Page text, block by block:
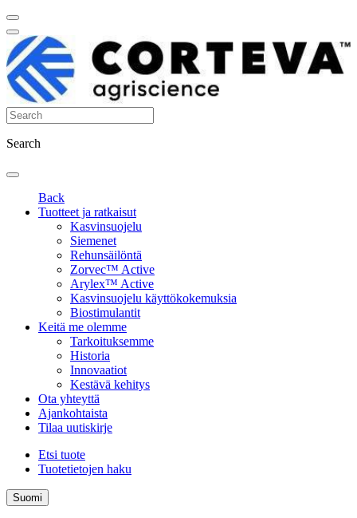
Search
Back
Tuotteet ja ratkaisut
Kasvinsuojelu
Siemenet
Rehunsäilöntä
Zorvec™ Active
Arylex™ Active
Kasvinsuojelu käyttökokemuksia
Biostimulantit
Keitä me olemme
Tarkoituksemme
Historia
Innovaatiot
Kestävä kehitys
Ota yhteyttä
Ajankohtaista
Tilaa uutiskirje
Etsi tuote
Tuotetietojen haku
Suomi